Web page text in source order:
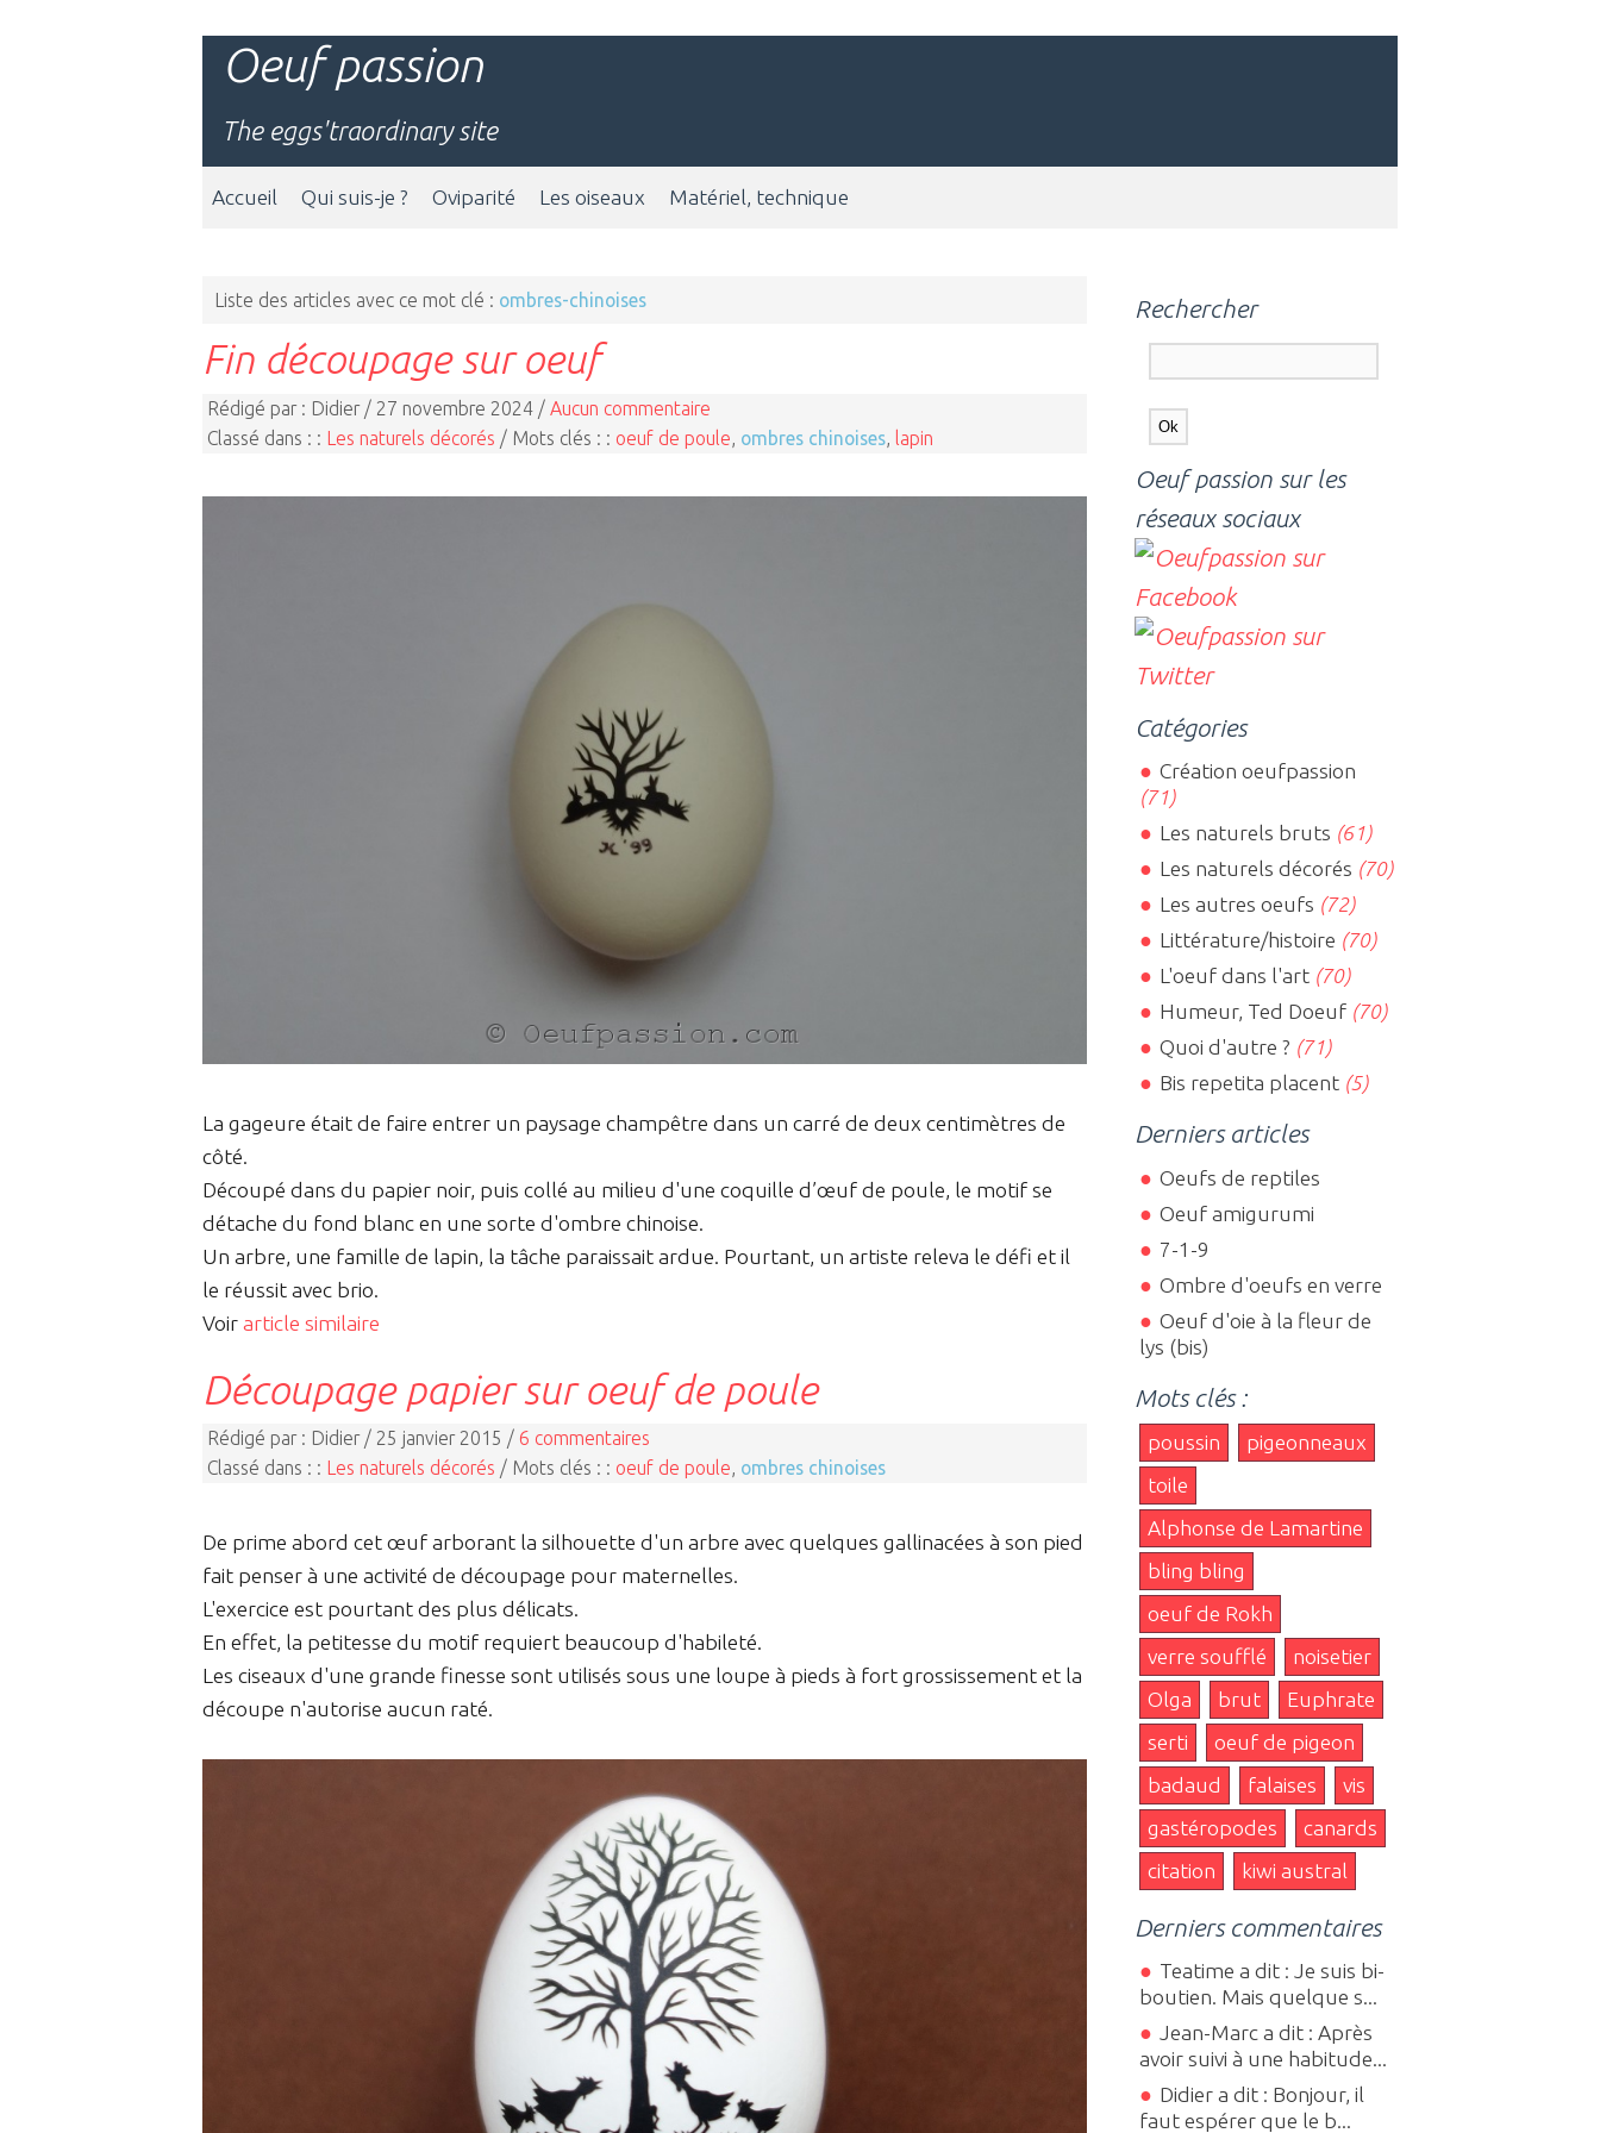
Oeuf passion
The eggs'traordinary site
Accueil Qui suis-je ? Oviparité Les oiseaux Matériel, technique
Liste des articles avec ce mot clé : ombres-chinoises
Fin découpage sur oeuf
Rédigé par : Didier / 27 novembre 2024 / Aucun commentaire
Classé dans : : Les naturels décorés / Mots clés : : oeuf de poule ombres chinoises lapin
La gageure était de faire entrer un paysage champêtre dans un carré de deux centimètres de
côté.
Découpé dans du papier noir, puis collé au milieu d'une coquille d’œuf de poule, le motif se
détache du fond blanc en une sorte d'ombre chinoise.
Un arbre, une famille de lapin, la tâche paraissait ardue. Pourtant, un artiste releva le défi et il
le réussit avec brio.
Voir article similaire
Découpage papier sur oeuf de poule
Rédigé par : Didier / 25 janvier 2015 / 6 commentaires
Classé dans : : Les naturels décorés / Mots clés : : oeuf de poule, ombres chinoises
De prime abord cet œuf arborant la silhouette d'un arbre avec quelques gallinacées à son pied
fait penser à une activité de découpage pour maternelles.
L'exercice est pourtant des plus délicats.
En effet, la petitesse du motif requiert beaucoup d'habileté.
Les ciseaux d'une grande finesse sont utilisés sous une loupe à pieds à fort grossissement et la
découpe n'autorise aucun raté.
Rechercher
Oeuf passion sur les
réseaux sociaux
Catégories
Création oeufpassion
(71)
Les naturels bruts (61)
Les naturels décorés (70)
Les autres oeufs (72)
Littérature/histoire (70)
L'oeuf dans l'art(70)
Humeur, Ted Doeuf(70)
Quoi d'autre ? (71)
Bis repetita placent(5)
Derniers articles
Oeufs de reptiles
Oeuf amigurumi
7-1-9
Ombre d'oeufs en verre
Oeuf d'oie à la fleur de
lys (bis)
Mots clés :
poussin
pigeonneaux
toile
Alphonse de Lamartine
bling bling
oeuf de Rokh
verre soufflé
noisetier
Olga
brut
Euphrate
serti
oeuf de pigeon
badaud
falaises
vis
gastéropodes
canards
citation
kiwi austral
Derniers commentaires
Teatime a dit : Je suis bi-
boutien. Mais quelque s...
Jean-Marc a dit : Après
avoir suivi à une habitude...
Didier a dit : Bonjour, il
faut espérer que le b...